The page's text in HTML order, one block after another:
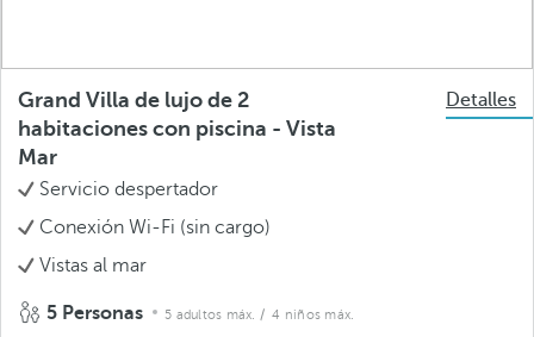
Grand Villa de lujo de 2
habitaciones con piscina - Vista
Mar
Detalles
Servicio despertador
Conexión Wi-Fi (sin cargo)
Vistas al mar
5 Personas 5 adultos máx. / 4 niños máx.